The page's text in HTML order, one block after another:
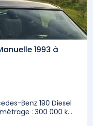
1993 à
Benz 190 Diesel
: 300 000 k...